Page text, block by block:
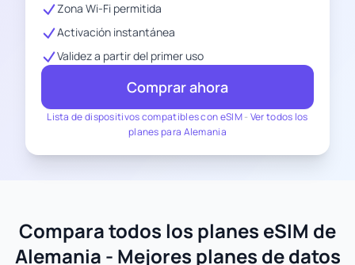
Lista de dispositivos compatibles con eSIM- Ver todos los
planes para Alemania
Zona Wi-Fi permitida
Activación instantánea
Validez a partir del primer uso
Comprar ahora
Compara todos los planes eSIM de
Alemania - Mejores planes de datos